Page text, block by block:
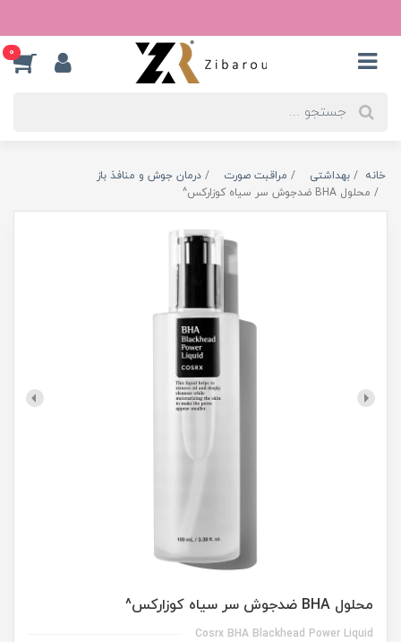
0
خانه بهداشتی مراقبت صورت
درمان جوش و منافذ باز
محلول BHA ضدجوش سر سیاه کوزارکس^
محلول BHA ضدجوش سر سیاه کوزارکس^
Cosrx BHA Blackhead Power Liquid